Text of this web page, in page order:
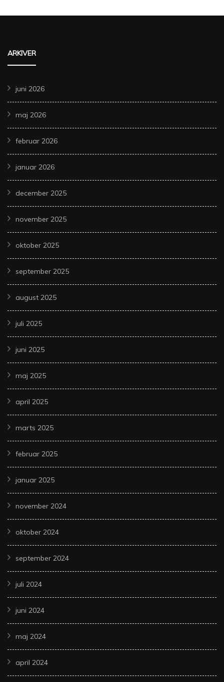
ARKIVER
juni 2026
maj 2026
februar 2026
januar 2026
december 2025
november 2025
oktober 2025
september 2025
august 2025
juli 2025
juni 2025
maj 2025
april 2025
marts 2025
februar 2025
januar 2025
november 2024
oktober 2024
september 2024
juli 2024
juni 2024
maj 2024
april 2024